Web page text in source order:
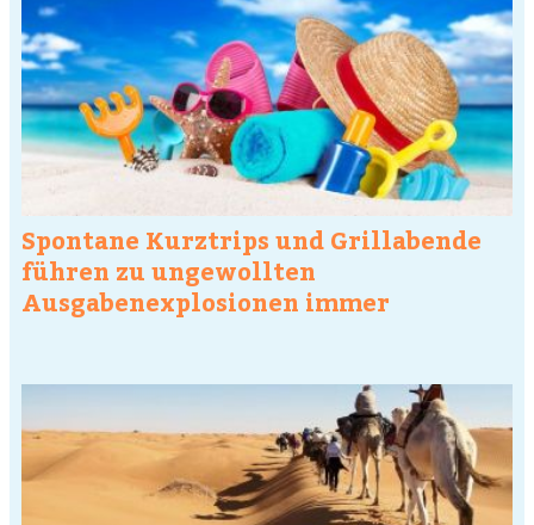
Spontane Kurztrips und Grillabende
führen zu ungewollten
Ausgabenexplosionen immer